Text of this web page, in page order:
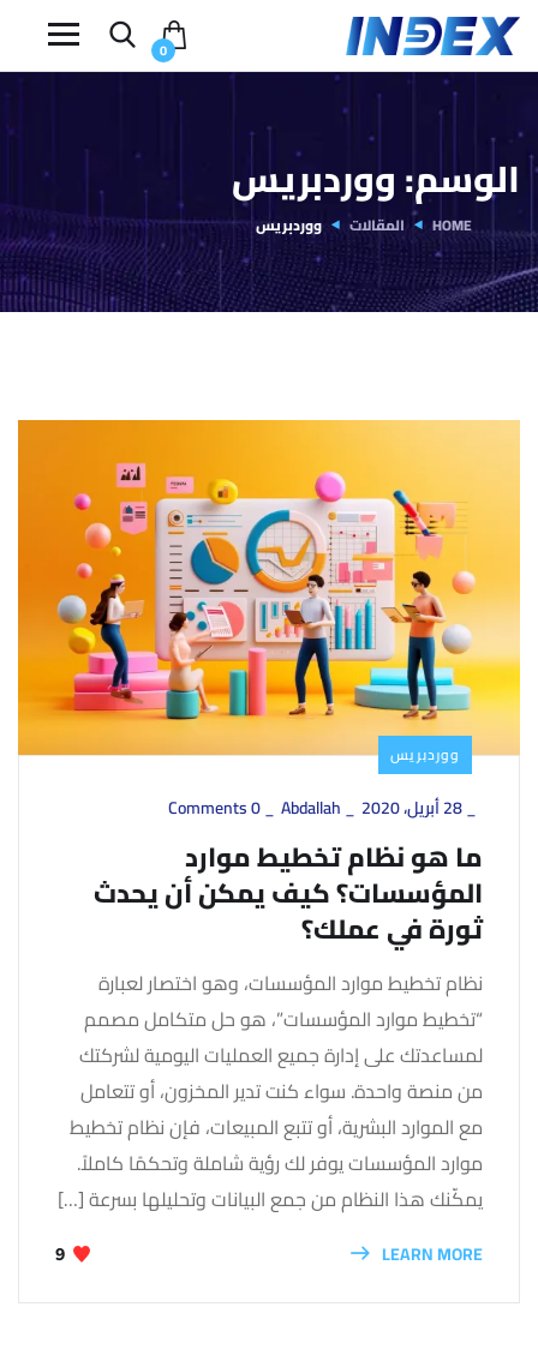
0
الوسم:ووردبريس
HOME المقالات ووردبريس
ووردبريس
_28 أبريل، 2020 _
Abdallah
_
0 Comments
ما هو نظام تخطيط موارد
المؤسسات؟ كيف يمكن أن يحدث
ثورة في عملك؟
نظام تخطيط موارد المؤسسات، وهو اختصار لعبارة
“تخطيط موارد المؤسسات”، هو حل متكامل مصمم
لمساعدتك على إدارة جميع العمليات اليومية لشركتك
من منصة واحدة. سواء كنت تدير المخزون، أو تتعامل
مع الموارد البشرية، أو تتبع المبيعات، فإن نظام تخطيط
موارد المؤسسات يوفر لك رؤية شاملة وتحكمًا كاملاً.
يمكّنك هذا النظام من جمع البيانات وتحليلها بسرعة […]
LEARN MORE
9